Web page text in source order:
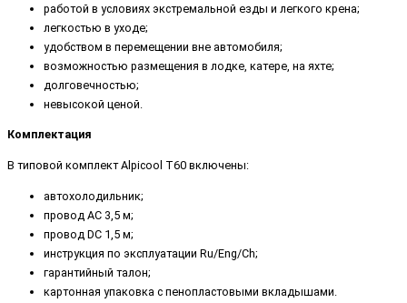
работой в условиях экстремальной езды и легкого крена;
легкостью в уходе;
удобством в перемещении вне автомобиля;
возможностью размещения в лодке, катере, на яхте;
долговечностью;
невысокой ценой.
Комплектация
В типовой комплект Alpicool T60 включены:
автохолодильник;
провод AC 3,5 м;
провод DC 1,5 м;
инструкция по эксплуатации Ru/Eng/Ch;
гарантийный талон;
картонная упаковка с пенопластовыми вкладышами.